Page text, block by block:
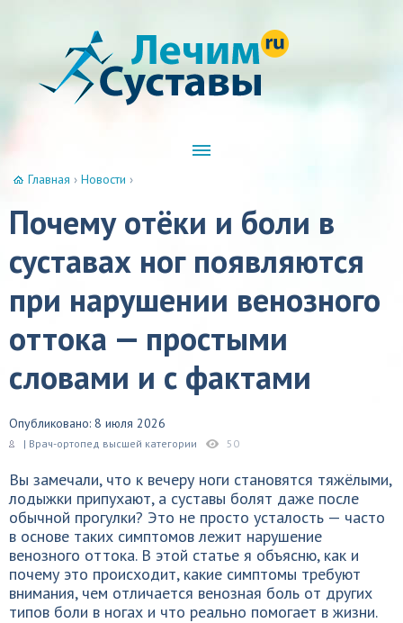
Главная › Новости ›
Почему отёки и боли в
суставах ног появляются
при нарушении венозного
оттока — простыми
словами и с фактами
Опубликовано: 8 июля 2026
| Врач-ортопед высшей категории 50
Вы замечали, что к вечеру ноги становятся тяжёлыми,
лодыжки припухают, а суставы болят даже после
обычной прогулки? Это не просто усталость — часто
в основе таких симптомов лежит нарушение
венозного оттока. В этой статье я объясню, как и
почему это происходит, какие симптомы требуют
внимания, чем отличается венозная боль от других
типов боли в ногах и что реально помогает в жизни.